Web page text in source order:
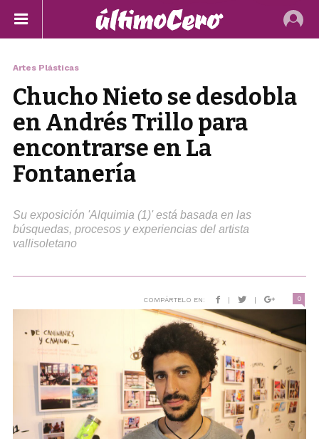
Artes Plásticas
Chucho Nieto se desdobla
en Andrés Trillo para
encontrarse en La
Fontanería
Su exposición 'Alquimia (1)' está basada en las
búsquedas, procesos y experiencias del artista
vallisoletano
COMPÁRTELO EN: | | 0